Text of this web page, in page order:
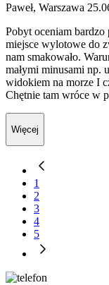
Paweł, Warszawa
Pobyt oceniam
miejsce wylotowe do
nam smakowało.
małymi minusami np.
widokiem na morze I
Chętnie tam wróce w
Więcej
1
2
3
4
5